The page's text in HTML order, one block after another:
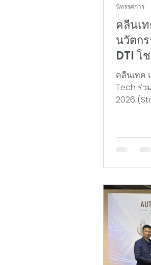
คลีนเ
นวัตก
DTI โ
คลีนเทค
Tech ร่ว
2026
มิถุนายน
นำเสนอ
ระดับประเทศ
สาธิตก
DTI ซึ่ง
พัฒนาขึ้น
นิทรรศการ